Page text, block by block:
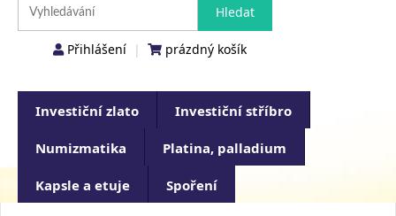
Přihlášení | prázdný košík
Investiční zlato Investiční stříbro
Numizmatika Platina, palladium
Kapsle a etuje Spoření